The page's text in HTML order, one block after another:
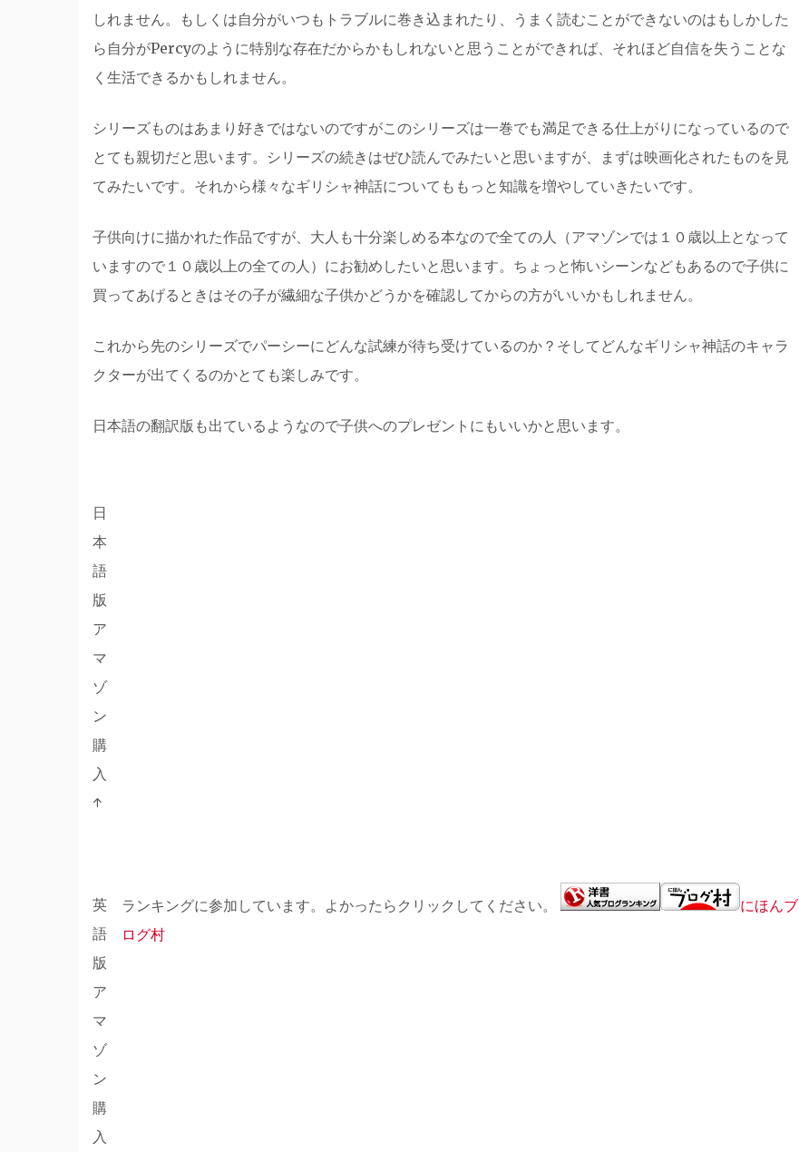
しれません。もしくは自分がいつもトラブルに巻き込まれたり、うまく読むことができないのはもしかした
ら自分がPercyのように特別な存在だからかもしれないと思うことができれば、それほど自信を失うことな
く生活できるかもしれません。
シリーズものはあまり好きではないのですがこのシリーズは一巻でも満足できる仕上がりになっているので
とても親切だと思います。シリーズの続きはぜひ読んでみたいと思いますが、まずは映画化されたものを見
てみたいです。それから様々なギリシャ神話についてももっと知識を増やしていきたいです。
子供向けに描かれた作品ですが、大人も十分楽しめる本なので全ての人（アマゾンでは１０歳以上となって
いますので１０歳以上の全ての人）にお勧めしたいと思います。ちょっと怖いシーンなどもあるので子供に
買ってあげるときはその子が繊細な子供かどうかを確認してからの方がいいかもしれません。
これから先のシリーズでパーシーにどんな試練が待ち受けているのか？そしてどんなギリシャ神話のキャラ
クターが出てくるのかとても楽しみです。
日本語の翻訳版も出ているようなので子供へのプレゼントにもいいかと思います。
日
本
語
版
ア
マ
ゾ
ン
購
入
↑
英
語
版
ア
マ
ゾ
ン
購
入
ランキングに参加しています。よかったらクリックしてください。
にほんブ
ログ村